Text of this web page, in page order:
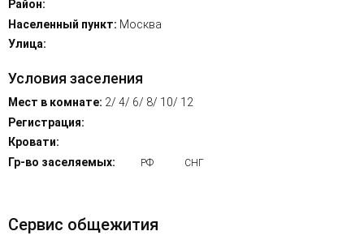
Район:
Населенный пункт: Москва
Улица:
Условия заселения
Мест в комнате: 2/ 4/ 6/ 8/ 10/ 12
Регистрация:
Кровати:
Гр-во заселяемых:
РФ СНГ
Сервис общежития